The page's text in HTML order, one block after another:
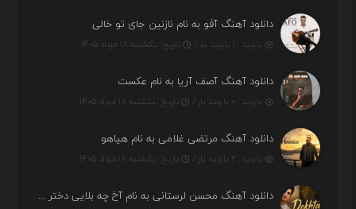
دانلود آهنگ آفو به نام نازنین جای تو خالی
بازدید : ۱ بازدید بار / تاریخ : یکشنبه ۱۸ مرداد ۱۴۰۵
دانلود آهنگ آصف آریا به نام عکست
بازدید : ۰ بازدید بار / تاریخ : یکشنبه ۱۸ مرداد ۱۴۰۵
دانلود آهنگ مرتضی غلامی به نام هیاهو
بازدید : ۲ بازدید بار / تاریخ : یکشنبه ۱۸ مرداد ۱۴۰۵
دانلود آهنگ محسن لرستانی به نام آخ چه بلایی دختر قشنگ و ماهی دختر (هوش مصنوعی)